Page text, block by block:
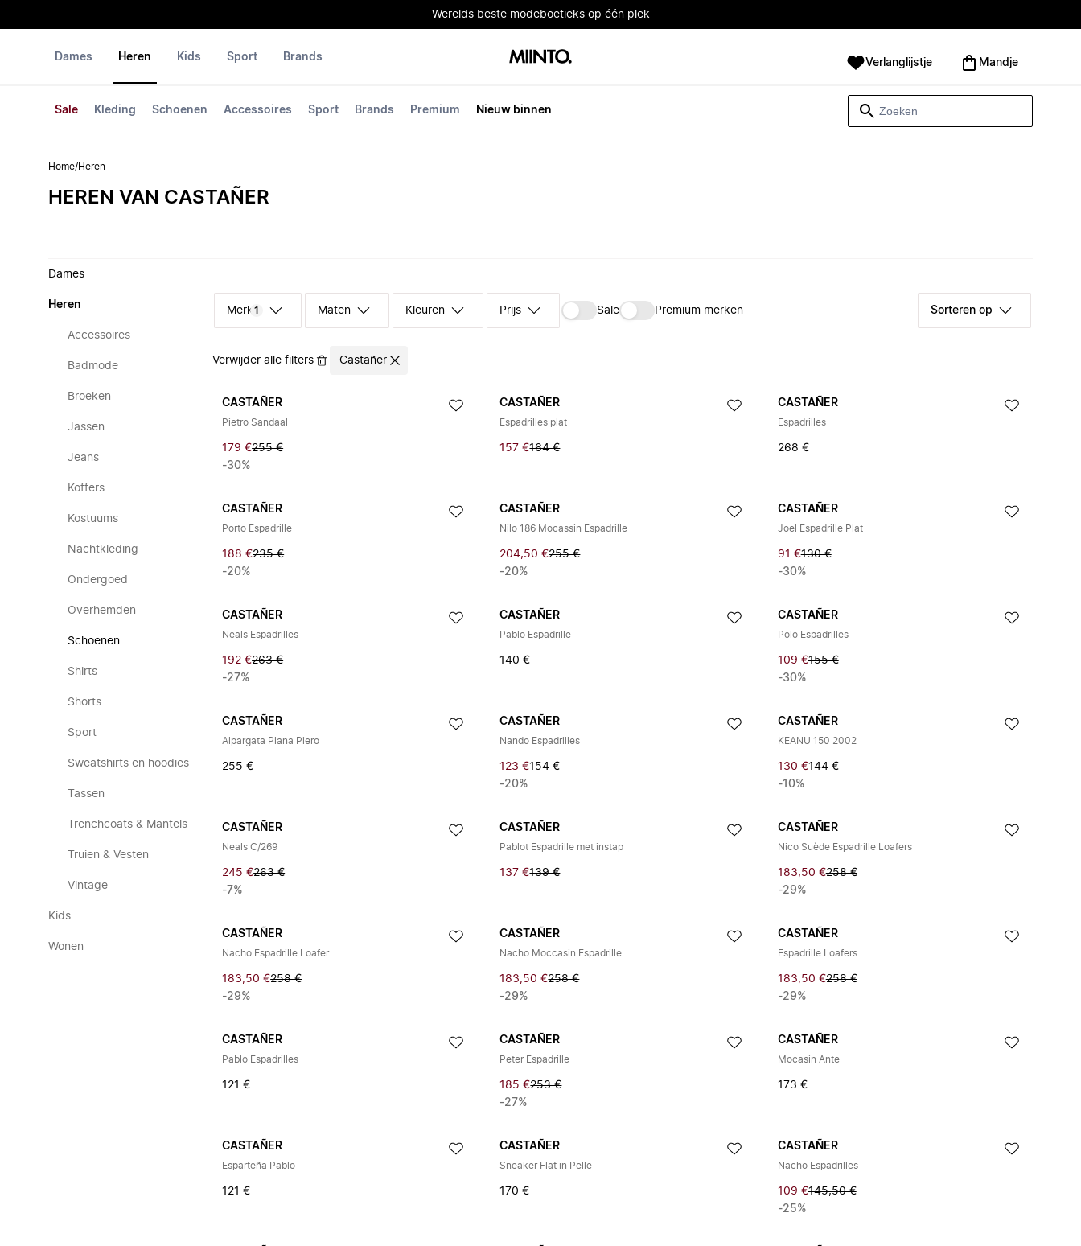
Werelds beste modeboetieks op één plek
Dames Heren
Sale Kleding Schoenen Accessoires Sport Brands Premium Nieuw binnen
Kids Sport Brands Verlanglijstje Mandje
Home/Heren
HEREN VAN CASTAÑER
Dames
Heren
Accessoires
Badmode
Broeken
Jassen
Jeans
Koffers
Kostuums
Nachtkleding
Ondergoed
Overhemden
Schoenen
Shirts
Shorts
Sport
Sweatshirts en hoodies
Tassen
Trenchcoats & Mantels
Truien & Vesten
Vintage
Kids
Wonen
Merk 1 Maten Kleuren Prijs Sale Premium merken Sorteren op
Verwijder alle filters Castañer
CASTAÑER
Pietro Sandaal
179 €255 €
-30%
CASTAÑER
Espadrilles plat
157 €164 €
CASTAÑER
Espadrilles
268 €
CASTAÑER
Porto Espadrille
188 €235 €
-20%
CASTAÑER
Nilo 186 Mocassin Espadrille
204,50 €255 €
-20%
CASTAÑER
Joel Espadrille Plat
91 €130 €
-30%
CASTAÑER
Neals Espadrilles
192 €263 €
-27%
CASTAÑER
Pablo Espadrille
140 €
CASTAÑER
Polo Espadrilles
109 €155 €
-30%
CASTAÑER
Alpargata Plana Piero
255 €
CASTAÑER
Nando Espadrilles
123 €154 €
-20%
CASTAÑER
KEANU 150 2002
130 €144 €
-10%
CASTAÑER
Neals C/269
245 €263 €
-7%
CASTAÑER
Pablot Espadrille met instap
137 €139 €
CASTAÑER
Nico Suède Espadrille Loafers
183,50 €258 €
-29%
CASTAÑER
Nacho Espadrille Loafer
183,50 €258 €
-29%
CASTAÑER
Nacho Moccasin Espadrille
183,50 €258 €
-29%
CASTAÑER
Espadrille Loafers
183,50 €258 €
-29%
CASTAÑER
Pablo Espadrilles
121 €
CASTAÑER
Peter Espadrille
185 €253 €
-27%
CASTAÑER
Mocasin Ante
173 €
CASTAÑER
Esparteña Pablo
121 €
CASTAÑER
Sneaker Flat in Pelle
170 €
CASTAÑER
Nacho Espadrilles
109 €145,50 €
-25%